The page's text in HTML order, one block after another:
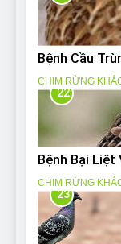
Bệnh Cầu
CHIM RỪNG
22
Bệnh Bại
CHIM RỪNG
23